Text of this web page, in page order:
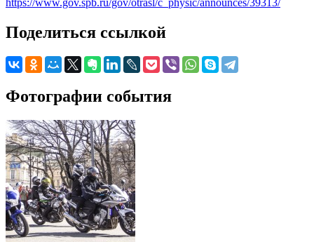
https://www.gov.spb.ru/gov/otrasl/c_physic/announces/39313/
Поделиться ссылкой
Фотографии события